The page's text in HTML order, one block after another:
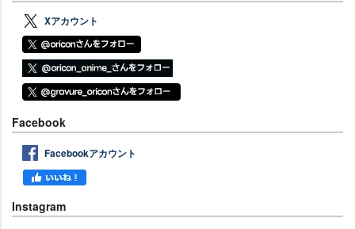
Xアカウント
Facebook
Facebookアカウント
Instagram